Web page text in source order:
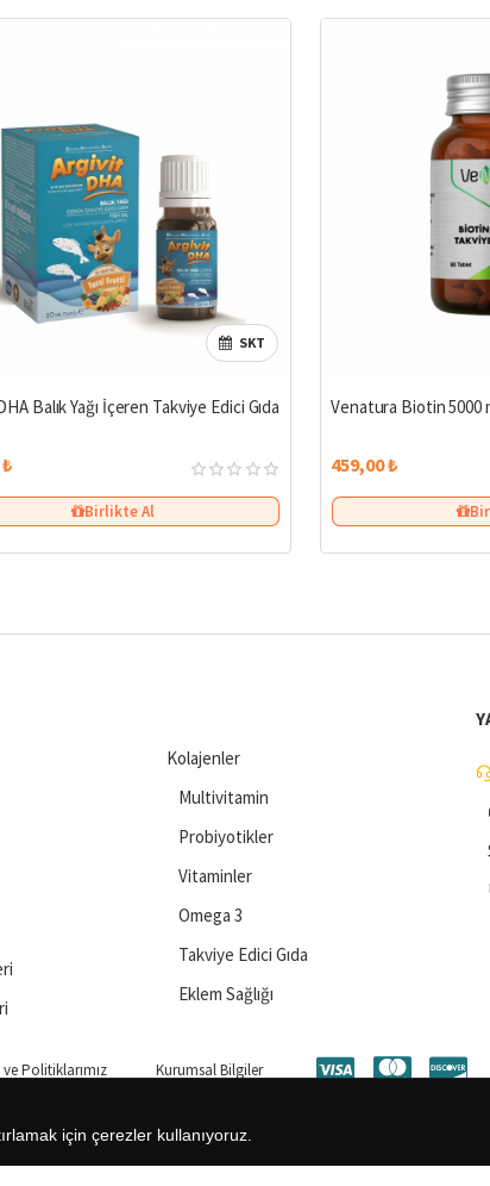
SKT
Balık Yağı İçeren Takviye Edici Gıda
Birlikte Al
Venatura Biotin 5000
459,00 ₺
Kolajenler
Multivitamin
Probiyotikler
Vitaminler
Omega 3
Takviye Edici Gıda
Eklem Sağlığı
ve Politiklarımız Kurumsal Bilgiler
için çerezler kullanıyoruz.